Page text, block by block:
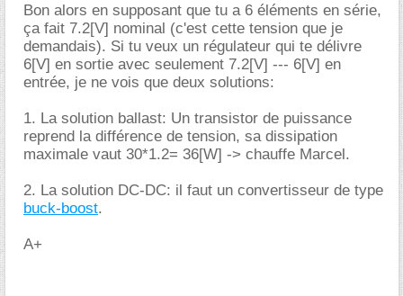
Bon alors en supposant que tu a 6 éléments en série,
ça fait 7.2[V] nominal (c'est cette tension que je
demandais). Si tu veux un régulateur qui te délivre
6[V] en sortie avec seulement 7.2[V] --- 6[V] en
entrée, je ne vois que deux solutions:
1. La solution ballast: Un transistor de puissance
reprend la différence de tension, sa dissipation
maximale vaut 30*1.2= 36[W] -> chauffe Marcel.
2. La solution DC-DC: il faut un convertisseur de type
buck-boost.
A+